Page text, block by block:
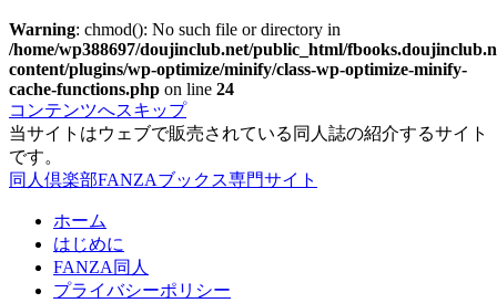
Warning: chmod(): No such file or directory in
/home/wp388697/doujinclub.net/public_html/
content/plugins/wp-optimize/minify/class-wp-optimize-minify-
cache-functions.php on line 24
コンテンツへスキップ
当サイトはウェブで販売されている同人誌の紹介するサイト
です。
同人倶楽部FANZAブックス専門サイト
ホーム
はじめに
FANZA同人
プライバシーポリシー